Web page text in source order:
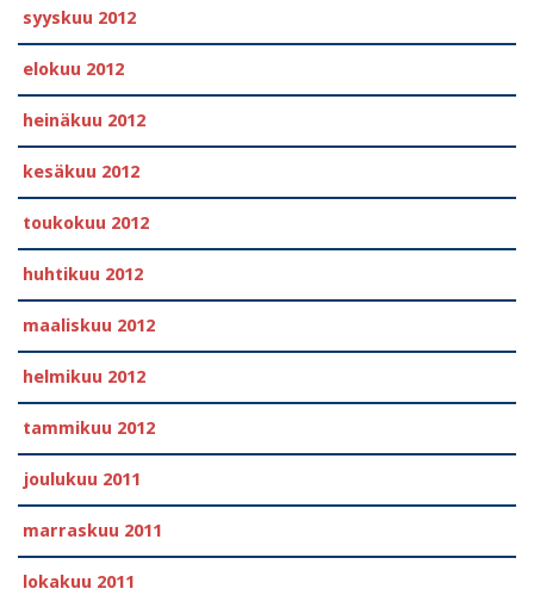
syyskuu 2012
elokuu 2012
heinäkuu 2012
kesäkuu 2012
toukokuu 2012
huhtikuu 2012
maaliskuu 2012
helmikuu 2012
tammikuu 2012
joulukuu 2011
marraskuu 2011
lokakuu 2011